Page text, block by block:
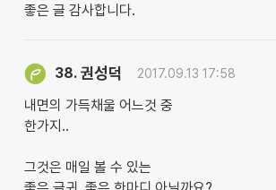
좋은 글 감사합니다.
38. 권성덕 2017.09.13 17:58
내면의 가득채울 어느것 중
한가지..
그것은 매일 볼 수 있는